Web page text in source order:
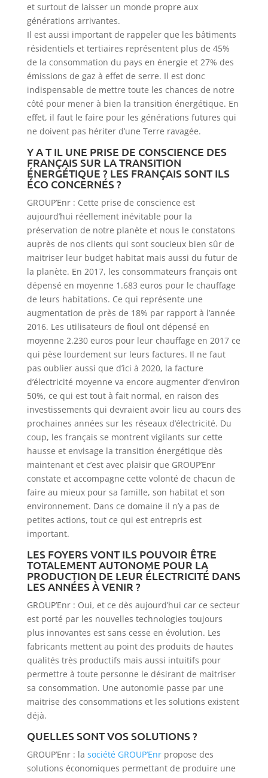
et surtout de laisser un monde propre aux
générations arrivantes.
Il est aussi important de rappeler que les bâtiments
résidentiels et tertiaires représentent plus de 45%
de la consommation du pays en énergie et 27% des
émissions de gaz à effet de serre. Il est donc
indispensable de mettre toute les chances de notre
côté pour mener à bien la transition énergétique. En
effet, il faut le faire pour les générations futures qui
ne doivent pas hériter d’une Terre ravagée.
Y A T IL UNE PRISE DE CONSCIENCE DES
FRANÇAIS SUR LA TRANSITION
ÉNERGÉTIQUE ? LES FRANÇAIS SONT ILS
ÉCO CONCERNÉS ?
GROUP’Enr : Cette prise de conscience est
aujourd’hui réellement inévitable pour la
préservation de notre planète et nous le constatons
auprès de nos clients qui sont soucieux bien sûr de
maitriser leur budget habitat mais aussi du futur de
la planète. En 2017, les consommateurs français ont
dépensé en moyenne 1.683 euros pour le chauffage
de leurs habitations. Ce qui représente une
augmentation de près de 18% par rapport à l’année
2016. Les utilisateurs de fioul ont dépensé en
moyenne 2.230 euros pour leur chauffage en 2017 ce
qui pèse lourdement sur leurs factures. Il ne faut
pas oublier aussi que d’ici à 2020, la facture
d’électricité moyenne va encore augmenter d’environ
50%, ce qui est tout à fait normal, en raison des
investissements qui devraient avoir lieu au cours des
prochaines années sur les réseaux d’électricité. Du
coup, les français se montrent vigilants sur cette
hausse et envisage la transition énergétique dès
maintenant et c’est avec plaisir que GROUP’Enr
constate et accompagne cette volonté de chacun de
faire au mieux pour sa famille, son habitat et son
environnement. Dans ce domaine il n’y a pas de
petites actions, tout ce qui est entrepris est
important.
LES FOYERS VONT ILS POUVOIR ÊTRE
TOTALEMENT AUTONOME POUR LA
PRODUCTION DE LEUR ÉLECTRICITÉ DANS
LES ANNÉES À VENIR ?
GROUP’Enr : Oui, et ce dès aujourd’hui car ce secteur
est porté par les nouvelles technologies toujours
plus innovantes est sans cesse en évolution. Les
fabricants mettent au point des produits de hautes
qualités très productifs mais aussi intuitifs pour
permettre à toute personne le désirant de maitriser
sa consommation. Une autonomie passe par une
maitrise des consommations et les solutions existent
déjà.
QUELLES SONT VOS SOLUTIONS ?
GROUP’Enr : la société GROUP’Enrpropose des
solutions économiques permettant de produire une